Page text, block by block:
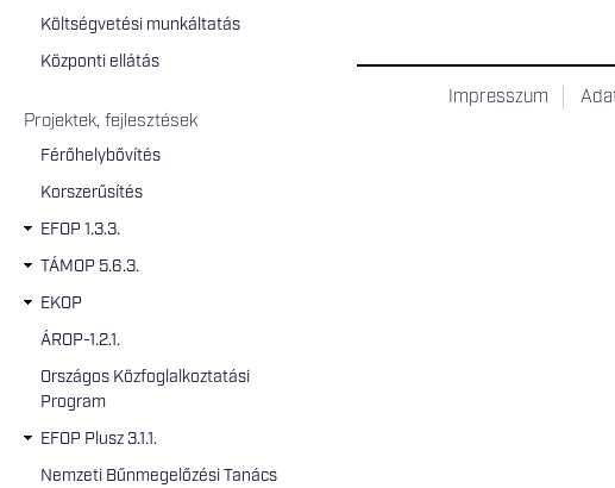
Költségvetési munkáltatás
Központi ellátás
Projektek, fejlesztések
Férőhelybővítés
Korszerűsítés
EFOP 1.3.3.
TÁMOP 5.6.3.
EKOP
ÁROP-1.2.1.
Országos Közfoglalkoztatási
Program
EFOP Plusz 3.1.1.
Nemzeti Bűnmegelőzési Tanács
Impresszum